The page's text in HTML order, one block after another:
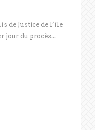
de Justice de l’île
jour du procès...